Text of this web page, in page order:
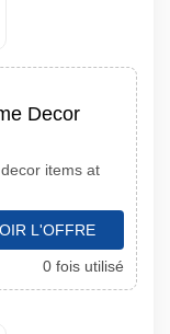
Decor
items at
L'OFFRE
0 fois utilisé